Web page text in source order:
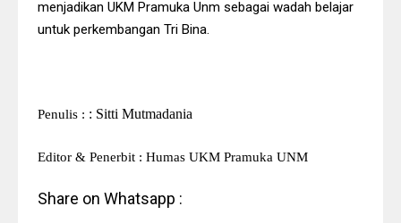
menjadikan UKM Pramuka Unm sebagai wadah belajar
untuk perkembangan Tri Bina.
Penulis : : Sitti Mutmadania
Editor & Penerbit : Humas UKM Pramuka UNM
Share on Whatsapp :